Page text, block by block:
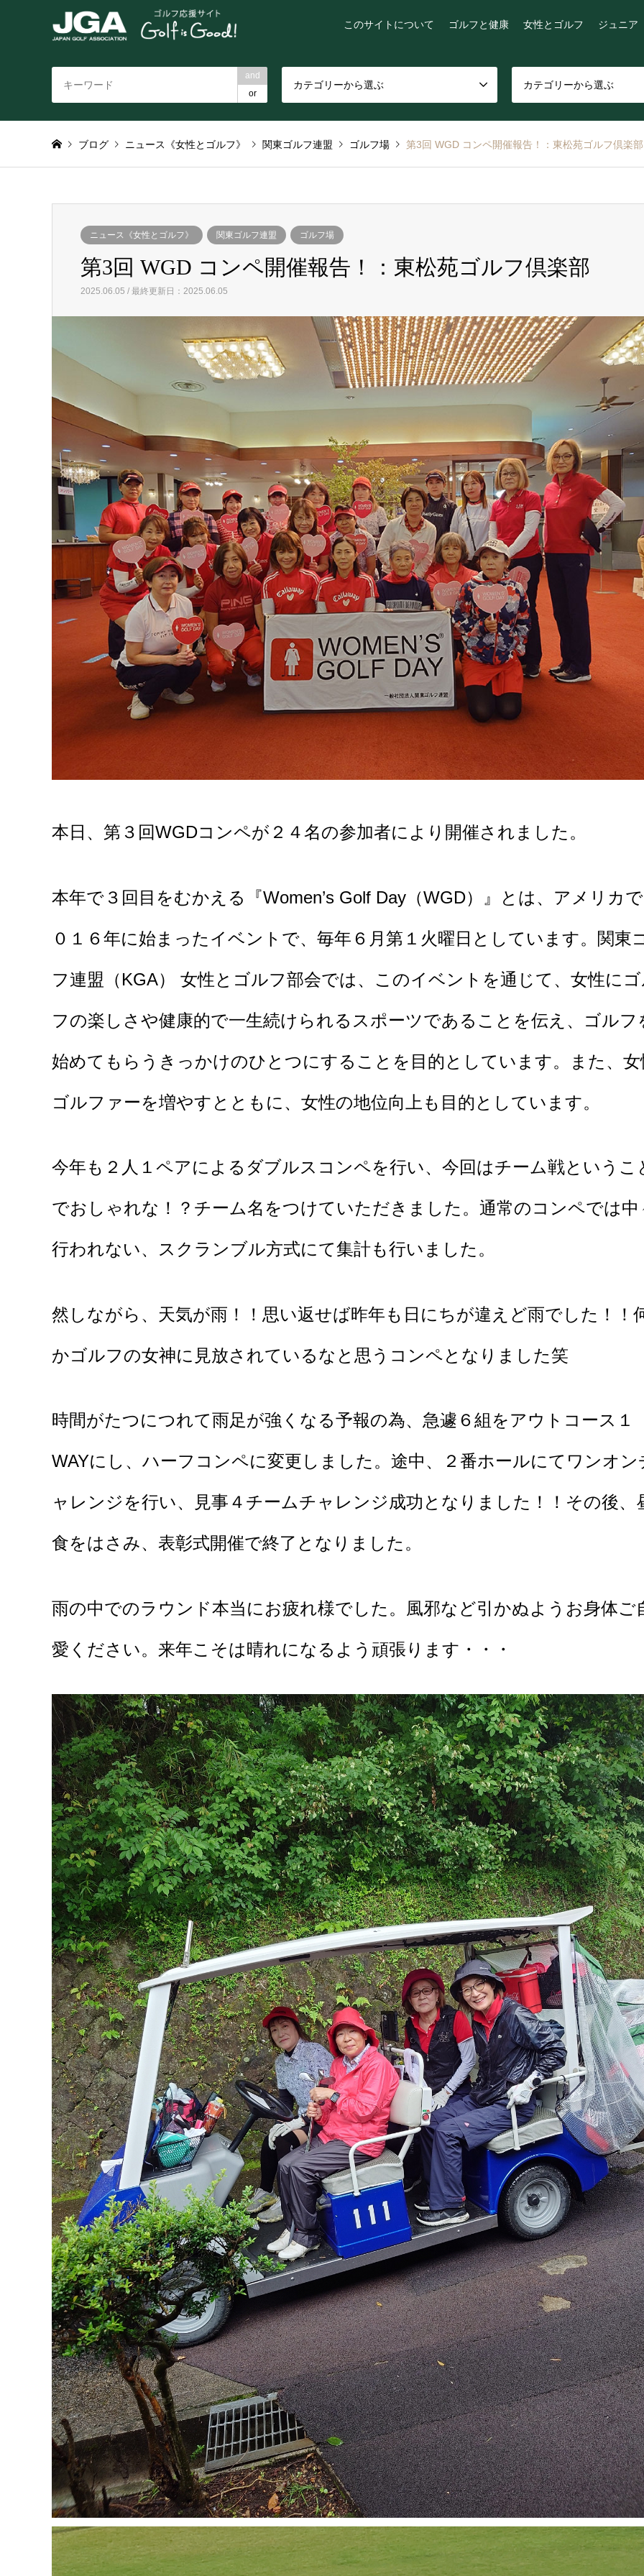
このサイトについて ゴルフと健康 女性とゴルフ ジュニア
and
or
カテゴリーから選ぶ カテゴリーから選ぶ
ブログ ニュース《女性とゴルフ》 関東ゴルフ連盟 ゴルフ場 第3回 WGD コンペ開催報告！：東松苑ゴルフ倶楽部
ニュース《女性とゴルフ》 関東ゴルフ連盟 ゴルフ場
第3回 WGD コンペ開催報告！：東松苑ゴルフ倶楽部
2025.06.05 / 最終更新日：2025.06.05
本日、第３回WGDコンペが２４名の参加者により開催されました。
本年で３回目をむかえる『Women’s Golf Day（WGD）』とは、アメリカで
０１６年に始まったイベントで、毎年６月第１火曜日としています。関東
フ連盟（KGA） 女性とゴルフ部会では、このイベントを通じて、女性に
フの楽しさや健康的で一生続けられるスポーツであることを伝え、ゴルフ
始めてもらうきっかけのひとつにすることを目的としています。また、女
ゴルファーを増やすとともに、女性の地位向上も目的としています。
今年も２人１ペアによるダブルスコンペを行い、今回はチーム戦というこ
でおしゃれな！？チーム名をつけていただきました。通常のコンペでは中
行われない、スクランブル方式にて集計も行いました。
然しながら、天気が雨！！思い返せば昨年も日にちが違えど雨でした！！
かゴルフの女神に見放されているなと思うコンペとなりました笑
時間がたつにつれて雨足が強くなる予報の為、急遽６組をアウトコース１
WAYにし、ハーフコンペに変更しました。途中、２番ホールにてワンオン
ャレンジを行い、見事４チームチャレンジ成功となりました！！その後、
食をはさみ、表彰式開催で終了となりました。
雨の中でのラウンド本当にお疲れ様でした。風邪など引かぬようお身体ご
愛ください。来年こそは晴れになるよう頑張ります・・・